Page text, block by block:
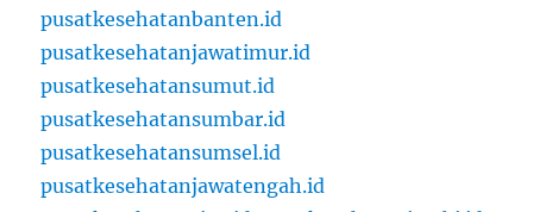
pusatkesehatanbanten.id
pusatkesehatanjawatimur.id
pusatkesehatansumut.id
pusatkesehatansumbar.id
pusatkesehatansumsel.id
pusatkesehatanjawatengah.id